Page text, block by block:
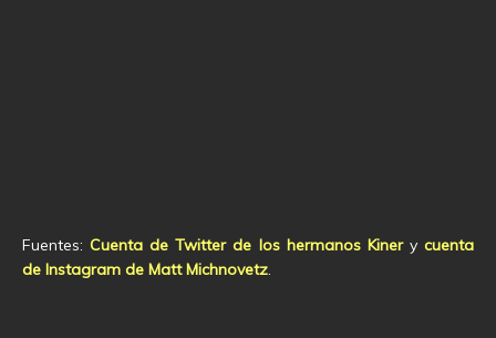
Fuentes:Cuenta de Twitter de los hermanos Kinerycuenta
de Instagram de Matt Michnovetz.